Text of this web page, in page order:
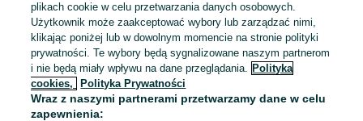
Roland TD-11- Perkusja
elektroniczna-TD11
3 200 zł
Tarnobrzeg
Odświeżono dnia 05 sierpnia 2026
plikach cookie w celu przetwarzania danych osobowych.
Użytkownik może zaakceptować wybory lub zarządzać nimi,
klikając poniżej lub w dowolnym momencie na stronie polityki
prywatności. Te wybory będą sygnalizowane naszym partnerom
i nie będą miały wpływu na dane przeglądania. Polityka
cookies,
Polityka Prywatności
Wraz z naszymi partnerami przetwarzamy dane w celu
zapewnienia: